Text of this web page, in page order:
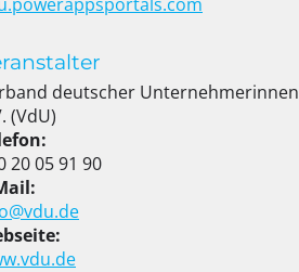
deutscher Unternehmerinnen
(VdU)
20 05 91 90